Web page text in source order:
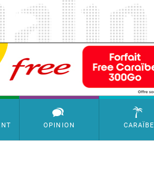
Block Bannière
OPINION CARAÏBE